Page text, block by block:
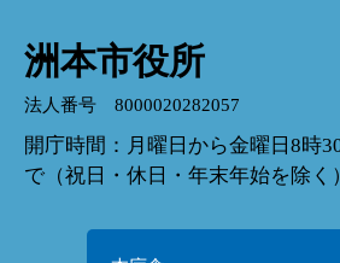
洲本市役所
法人番号 8000020282057
開庁時間：月曜日から金曜日8時
で（祝日・休日・年末年始を除く）